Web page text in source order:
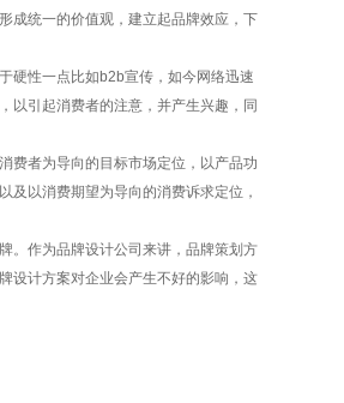
成统一的价值观，建立起品牌效应，下
硬性一点比如b2b宣传，如今网络迅速
以引起消费者的注意，并产生兴趣，同
费者为导向的目标市场定位，以产品功
以消费期望为导向的消费诉求定位，
。作为品牌设计公司来讲，品牌策划方
设计方案对企业会产生不好的影响，这